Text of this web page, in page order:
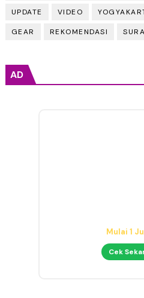
UPDATE VIDEO
GEAR REKOMENDASI
AD
Mulai 1
Cek